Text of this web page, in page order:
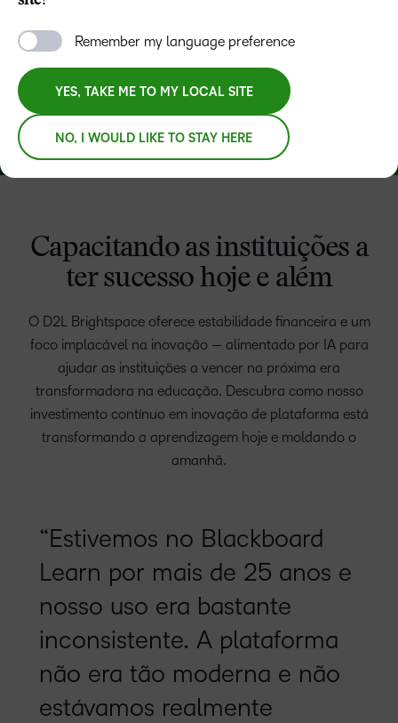
Capacitando as instituições a
ter sucesso hoje e além
O D2L Brightspace oferece estabilidade financeira e um
foco implacável na inovação — alimentado por IA para
ajudar as instituições a vencer na próxima era
transformadora na educação. Descubra como nosso
investimento contínuo em inovação de plataforma está
transformando a aprendizagem hoje e moldando o
amanhã.
“Estivemos no Blackboard
Learn por mais de 25 anos e
nosso uso era bastante
inconsistente. A plataforma
não era tão moderna e não
estávamos realmente
Remember my language preference
YES, TAKE ME TO MY LOCAL SITE
NO, I WOULD LIKE TO STAY HERE